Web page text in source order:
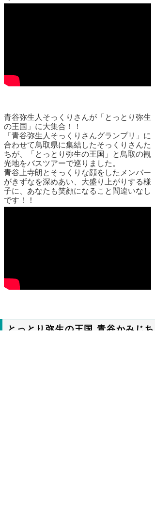
青谷弥生人そっくりさんが「とっとり弥生
の王国」に大集合！！
「青谷弥生人そっくりさんグランプリ」に
合わせて鳥取県に集結したそっくりさんた
ちが、「とっとり弥生の王国」と鳥取の観
光地をバスツアーで巡りました。
青谷上寺朗とそっくりな顔をしたメンバー
がきずなを深めあい、大盛り上がりする様
子に、あなたも笑顔になること間違いなし
です！！
とっとり弥生の王国 青谷かみじち